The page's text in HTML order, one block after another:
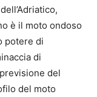
è il moto ondoso
potere di
di
del
del moto